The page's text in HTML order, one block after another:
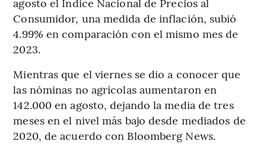
Consumidor, una medida de inflación, subió
4.99% en comparación con el mismo mes de
2023.
Mientras que el viernes se dio a conocer que
las nóminas no agrícolas aumentaron en
142.000 en agosto, dejando la media de tres
meses en el nivel más bajo desde mediados de
2020, de acuerdo con Bloomberg News.